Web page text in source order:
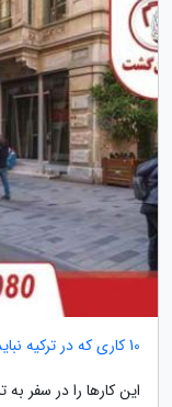
10 کاری که در ترکیه نباید انجام دهید